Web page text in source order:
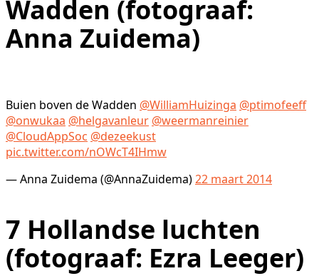
Wadden (fotograaf:
Anna Zuidema)
Buien boven de Wadden @WilliamHuizinga @ptimofeeff
@onwukaa @helgavanleur @weermanreinier
@CloudAppSoc @dezeekust
pic.twitter.com/nOWcT4IHmw
— Anna Zuidema (@AnnaZuidema)22 maart 2014
7 Hollandse luchten
(fotograaf: Ezra Leeger)